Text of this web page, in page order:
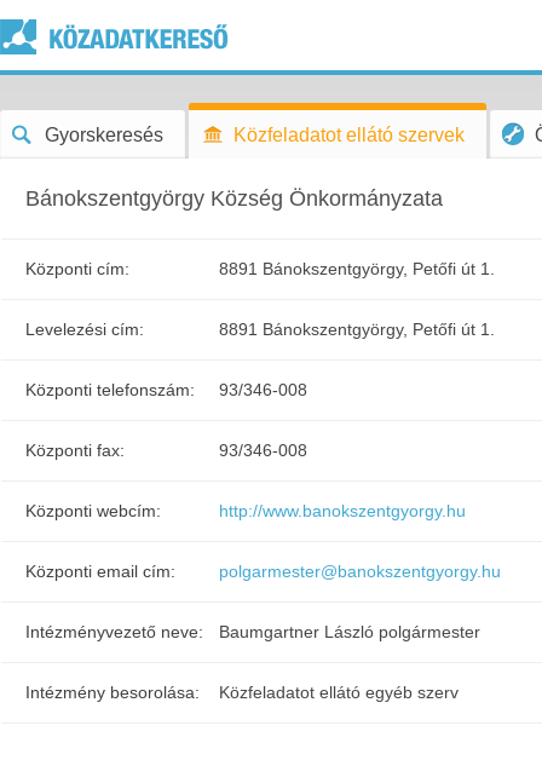
Gyorskeresés Közfeladatot ellátó szervek
Bánokszentgyörgy Község Önkormányzata
Központi cím: 8891 Bánokszentgyörgy, Petőfi út 1.
Levelezési cím: 8891 Bánokszentgyörgy, Petőfi út 1.
Központi telefonszám: 93/346-008
Központi fax: 93/346-008
Központi webcím: http://www.banokszentgyorgy.hu
Központi email cím: polgarmester@banokszentgyorgy.hu
Intézményvezető neve: Baumgartner László polgármester
Intézmény besorolása: Közfeladatot ellátó egyéb szerv